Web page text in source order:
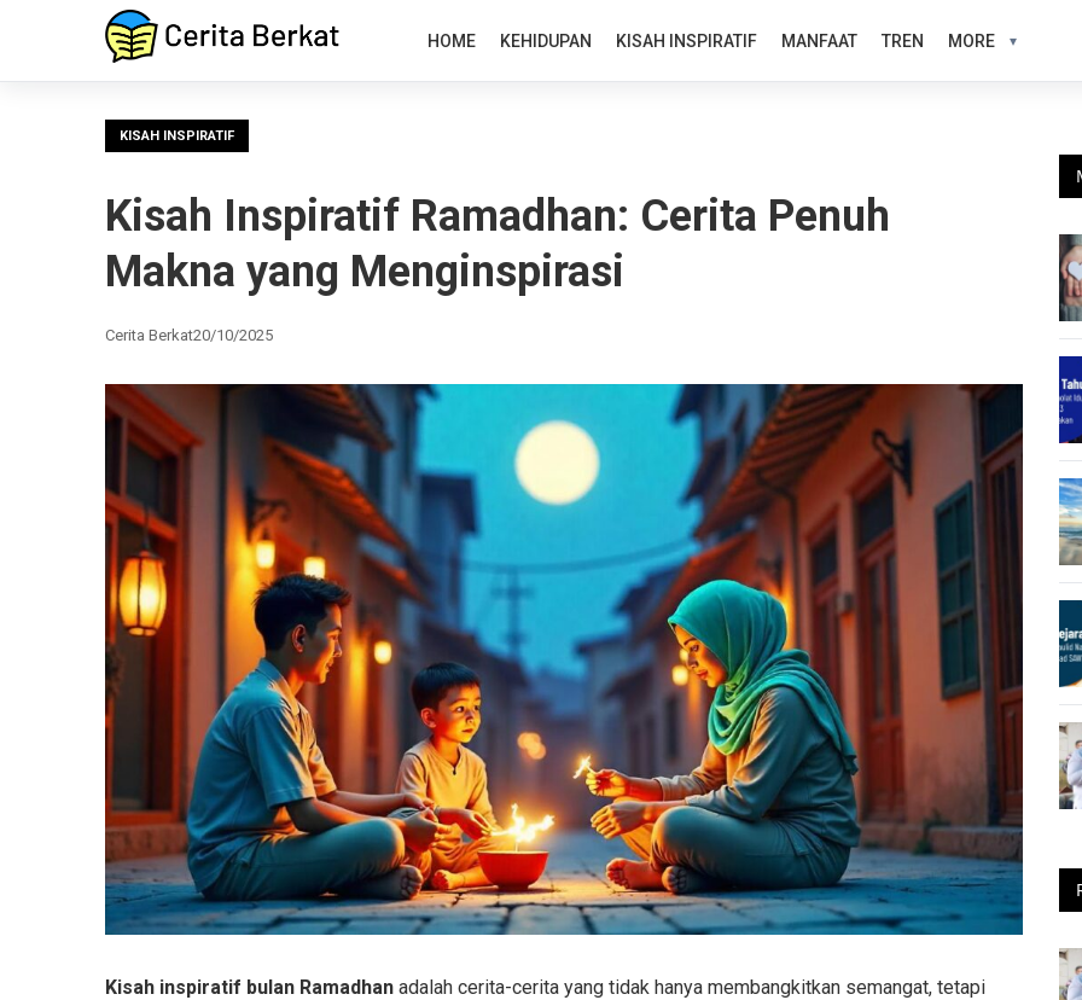
HOME KEHIDUPAN KISAH INSPIRATIF MANFAAT TREN MORE
KISAH INSPIRATIF
Kisah Inspiratif Ramadhan: Cerita Penuh
Makna yang Menginspirasi
Cerita Berkat20/10/2025
Kisah inspiratif bulan Ramadhan adalah cerita-cerita yang tidak hanya membangkitkan semangat, tetapi